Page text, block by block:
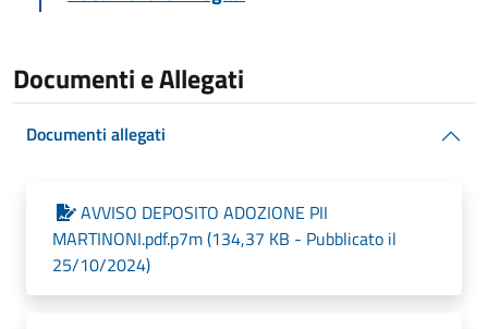
Documenti e Allegati
Documenti allegati
AVVISO DEPOSITO ADOZIONE PII
MARTINONI.pdf.p7m (134,37 KB - Pubblicato il
25/10/2024)